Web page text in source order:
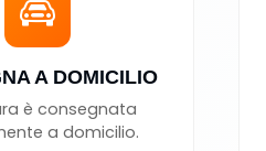
A DOMICILIO
è consegnata
a domicilio.